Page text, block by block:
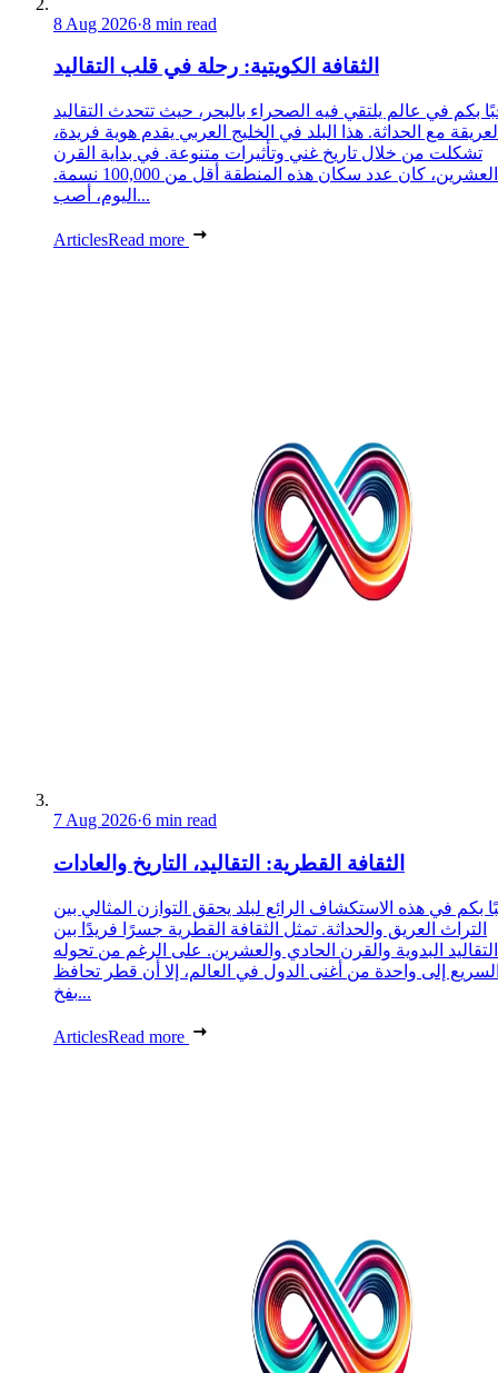
8 Aug 2026·8 min read
الثقافة الكويتية: رحلة في قلب التقاليد
بكم في عالم يلتقي فيه الصحراء بالبحر، حيث تتحدث التقاليد
مع الحداثة. هذا البلد في الخليج العربي يقدم هوية فريدة،
تشكلت من خلال تاريخ غني وتأثيرات متنوعة. في بداية القرن
العشرين، كان عدد سكان هذه المنطقة أقل من 100,000 نسمة.
اليوم، أصب...
ArticlesRead more
7 Aug 2026·6 min read
الثقافة القطرية: التقاليد، التاريخ والعادات
بكم في هذه الاستكشاف الرائع لبلد يحقق التوازن المثالي بين
التراث العريق والحداثة. تمثل الثقافة القطرية جسرًا فريدًا بين
التقاليد البدوية والقرن الحادي والعشرين. على الرغم من تحوله
إلى واحدة من أغنى الدول في العالم، إلا أن قطر تحافظ
بفخ...
ArticlesRead more